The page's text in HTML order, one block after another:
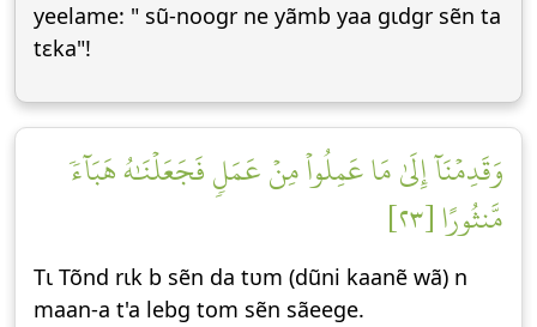
yeelame: " sũ-noogr ne yãmb yaa gɩdgr sẽn ta
tεka"!
وَقَدِمۡنَآ إِلَىٰ مَا عَمِلُواْ مِنۡ عَمَلٖ فَجَعَلۡنَٰهُ هَبَآءٗ
مَّنثُورًا [٢٣]
Tɩ Tõnd rɩk b sẽn da tʋm (dũni kaanẽ wã) n
maan-a t'a lebg tom sẽn sãeege.